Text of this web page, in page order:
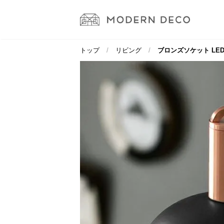
トップ リビング ブロンズソケット